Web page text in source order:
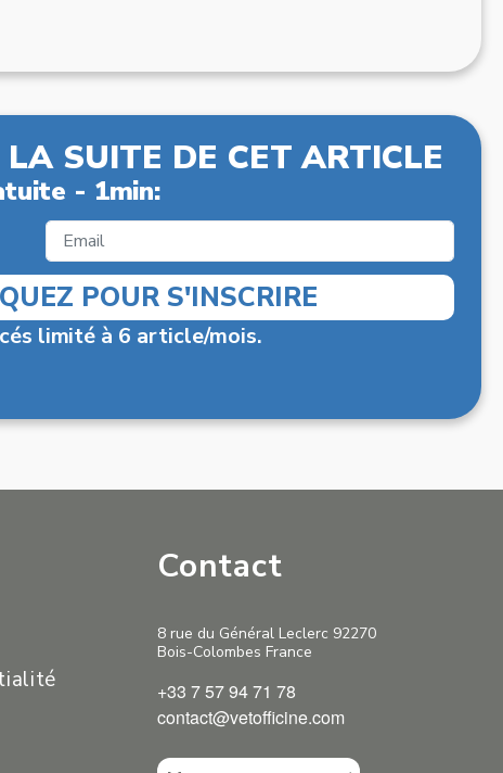
SUITE DE CET ARTICLE
- 1min:
POUR S'INSCRIRE
limité à 6 article/mois.
Contact
8 rue du Général Leclerc 92270
Bois-Colombes France
+33 7 57 94 71 78
contact@vetofficine.com